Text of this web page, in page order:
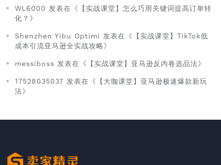
WL6000 发表在《【实战课堂】怎么巧用关键词提高订单转
化？》
Shenzhen Yibu Optimi 发表在《【实战课堂】TikTok低
成本引流亚马逊全实战攻略》
messiboss 发表在《【实战课堂】亚马逊反内卷选品法》
17528035037 发表在《【大咖课堂】亚马逊极速爆款新玩
法》